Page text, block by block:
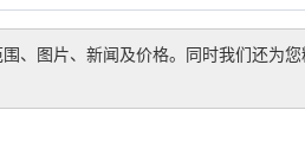
、图片、新闻及价格。同时我们还为您